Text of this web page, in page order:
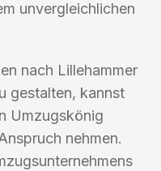
unvergleichlichen
nach Lillehammer
gestalten, kannst
Umzugskönig
nehmen.